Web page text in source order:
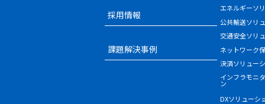
採用情報
課題解決事例
エネルギーソ
公共輸送ソリ
交通安全ソリ
ネットワーク
決済ソリュー
インフラモニ
ン
DXソリューシ